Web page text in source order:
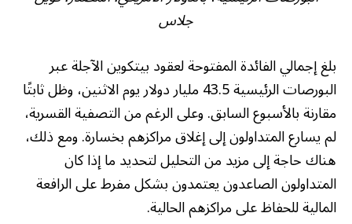
جلاس
بلغ إجمالي الفائدة المفتوحة لعقود بيتكوين الآجلة عبر
البورصات الرئيسية 43.5 مليار دولار يوم الاثنين، وظل ثابتًا
مقارنة بالأسبوع السابق. وعلى الرغم من التصفية القسرية،
لم يسارع المتداولون إلى إغلاق مراكزهم بخسارة. ومع ذلك،
هناك حاجة إلى مزيد من التحليل لتحديد ما إذا كان
المتداولون الصاعدون يعتمدون بشكل مفرط على الرافعة
المالية للحفاظ على مراكزهم الحالية.